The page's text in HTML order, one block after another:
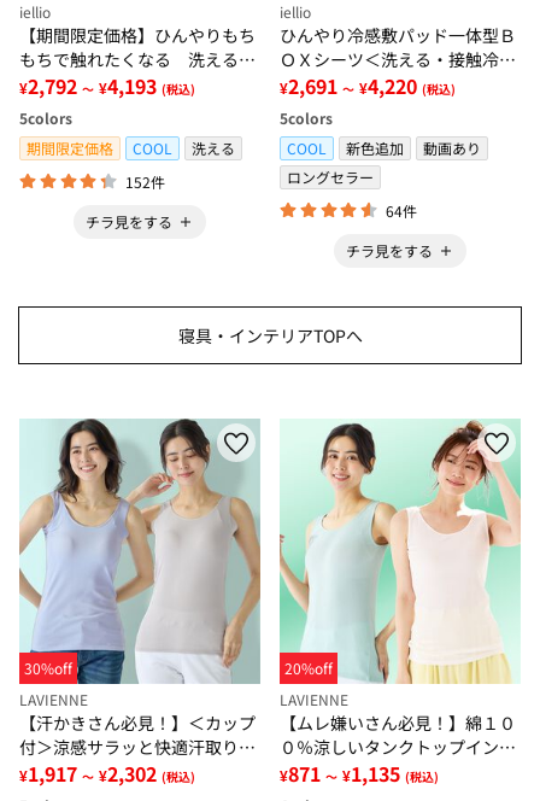
iellio
【期間限定価格】ひんやりもち
もちで触れたくなる 洗えるラ
グ＜低反発・滑りにくい・接触
冷感・防ダニ・カーペット＞
¥2,792 ～ ¥4,193 (税込)
5colors
期間限定価格
COOL
洗える
152件
チラ見をする
iellio
ひんやり冷感敷パッド一体型Ｂ
ＯＸシーツ＜洗える・接触冷
感・抗菌防臭・時短・家事楽・
ボックスシーツ・寝苦しさ対策
＞
¥2,691 ～ ¥4,220 (税込)
5colors
COOL
新色追加
動画あり
ロングセラー
64件
チラ見をする
寝具・インテリアTOPへ
30%off
LAVIENNE
【汗かきさん必見！】＜カップ
付＞涼感サラッと快適汗取りタ
ンクトップインナー＜さらりラ
ボ＞
¥1,917 ～ ¥2,302 (税込)
20%off
LAVIENNE
【ムレ嫌いさん必見！】綿１０
０％涼しいタンクトップインナ
ー＜さらりラボ＞
¥871 ～ ¥1,135 (税込)